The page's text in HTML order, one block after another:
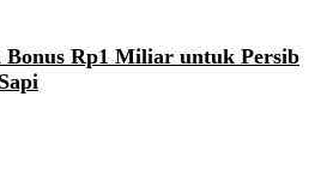
Rp1 Miliar untuk Persib